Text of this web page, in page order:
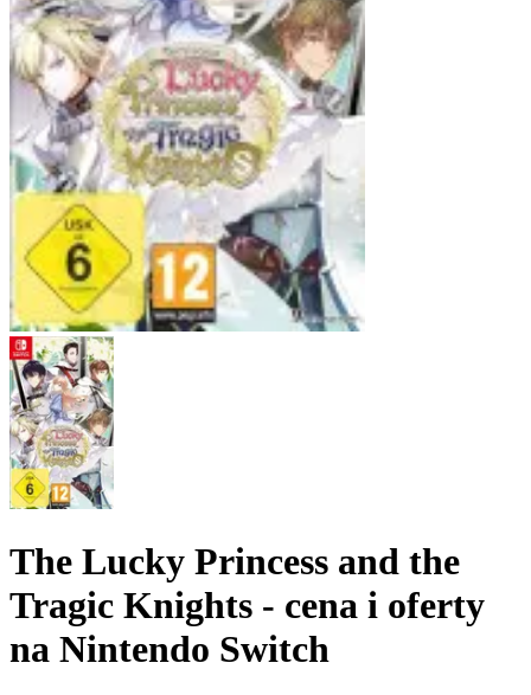
The Lucky Princess and the
Tragic Knights - cena i oferty
na Nintendo Switch